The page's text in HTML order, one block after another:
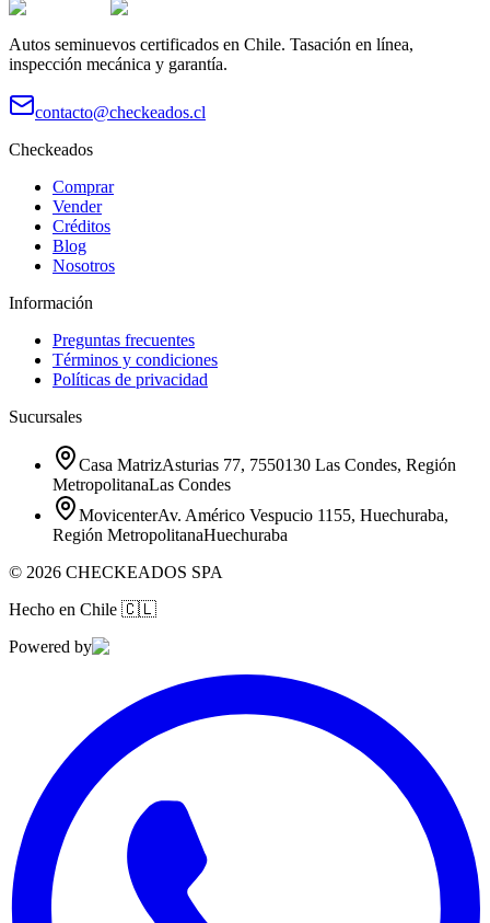
Autos seminuevos certificados en Chile. Tasación en línea,
inspección mecánica y garantía.
contacto@checkeados.cl
Checkeados
Comprar
Vender
Créditos
Blog
Nosotros
Información
Preguntas frecuentes
Términos y condiciones
Políticas de privacidad
Sucursales
Casa MatrizAsturias 77, 7550130 Las Condes, Región
MetropolitanaLas Condes
MovicenterAv. Américo Vespucio 1155, Huechuraba,
Región MetropolitanaHuechuraba
© 2026 CHECKEADOS SPA
Hecho en Chile 🇨🇱
Powered by